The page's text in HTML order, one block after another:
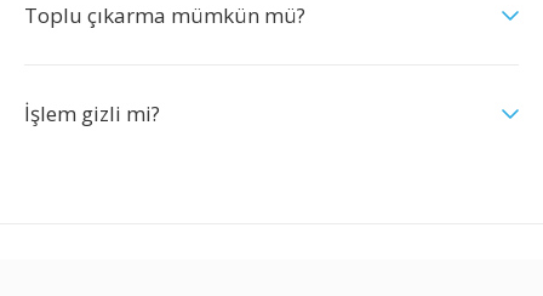
Toplu çıkarma mümkün mü?
İşlem gizli mi?